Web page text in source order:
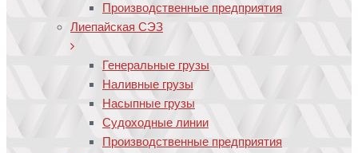
Производственные предприятия
Лиепайская СЭЗ
Генеральные грузы
Наливные грузы
Насыпные грузы
Судоходные линии
Производственные предприятия